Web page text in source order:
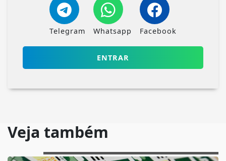
Telegram Whatsapp Facebook
ENTRAR
Veja também